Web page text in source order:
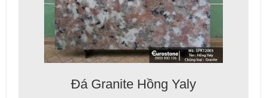
Đá Granite Hồng Yaly